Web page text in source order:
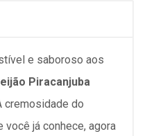
e saboroso aos
Piracanjuba
cremosidade do
você já conhece, agora